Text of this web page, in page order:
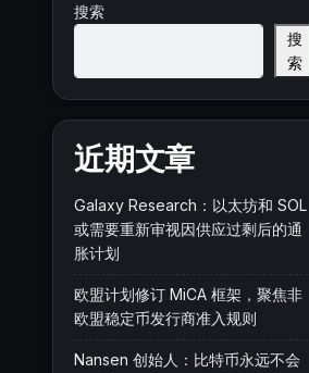
搜索
搜
索
近期文章
Galaxy Research：以太坊和 SOL
或需要重新审视因供应过剩后的通
胀计划
欧盟计划修订 MiCA 框架，聚焦非
欧盟稳定币发行商准入规则
Nansen 创始人：比特币永远不会